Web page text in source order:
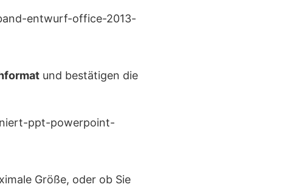
und bestätigen die
Größe, oder ob Sie